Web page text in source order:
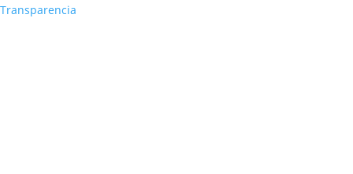
Transparencia